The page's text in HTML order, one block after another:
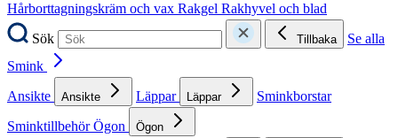
Hårborttagningskräm och vax Rakgel Rakhyvel och blad
Sök
Tillbaka
Se alla
Smink
Ansikte
Ansikte Läppar Läppar
Sminkborstar
SminktillbehörÖgon Ögon